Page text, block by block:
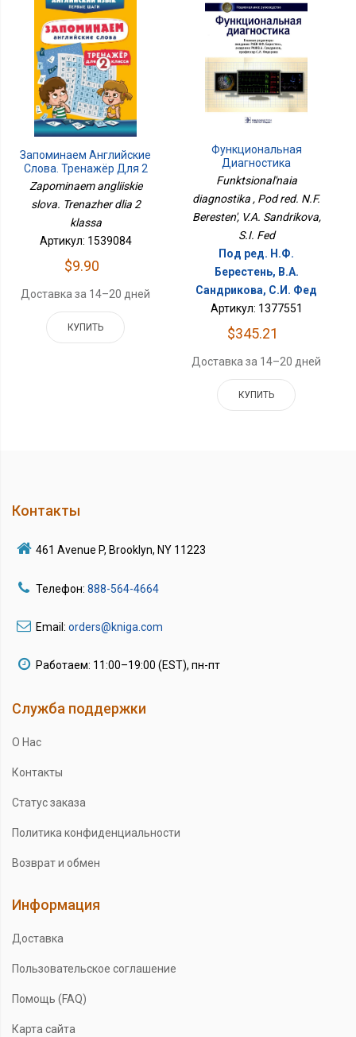
Запоминаем Английские
Слова. Тренажёр Для 2
Класса
Zapominaem angliiskie
slova. Trenazher dlia 2
klassa
Артикул: 1539084
$9.90
Доставка за 14–20 дней
КУПИТЬ
Функциональная
Диагностика
Funktsional'naia
diagnostika , Pod red. N.F.
Beresten', V.A. Sandrikova,
S.I. Fed
Под ред. Н.Ф.
Берестень, В.А.
Сандрикова, С.И. Фед
Артикул: 1377551
$345.21
Доставка за 14–20 дней
КУПИТЬ
Контакты
461 Avenue P, Brooklyn, NY 11223
Телефон: 888-564-4664
Email: orders@kniga.com
Работаем: 11:00–19:00 (EST), пн-пт
Служба поддержки
О Нас
Контакты
Статус заказа
Политика конфиденциальности
Возврат и обмен
Информация
Доставка
Пользовательское соглашение
Помощь (FAQ)
Карта сайта